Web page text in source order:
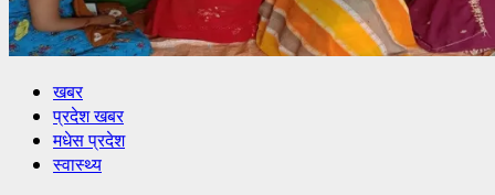
खबर
प्रदेश खबर
मधेस प्रदेश
स्वास्थ्य